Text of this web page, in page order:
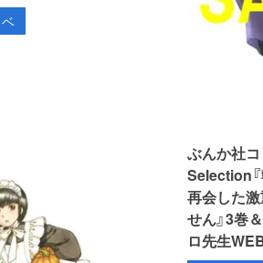
ぶんか社
Selection
再会した
せん』3巻
ロ先生